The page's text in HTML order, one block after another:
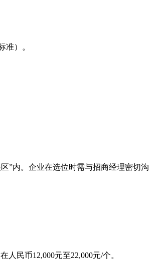
）。
”内。企业在选位时需与招商经理密切沟
民币12,000元至22,000元/个。